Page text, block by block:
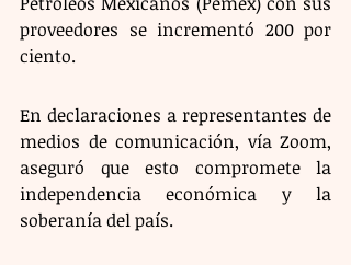
proveedores se incrementó 200 por
ciento.
En declaraciones a representantes de
medios de comunicación, vía Zoom,
aseguró que esto compromete la
independencia económica y la
soberanía del país.